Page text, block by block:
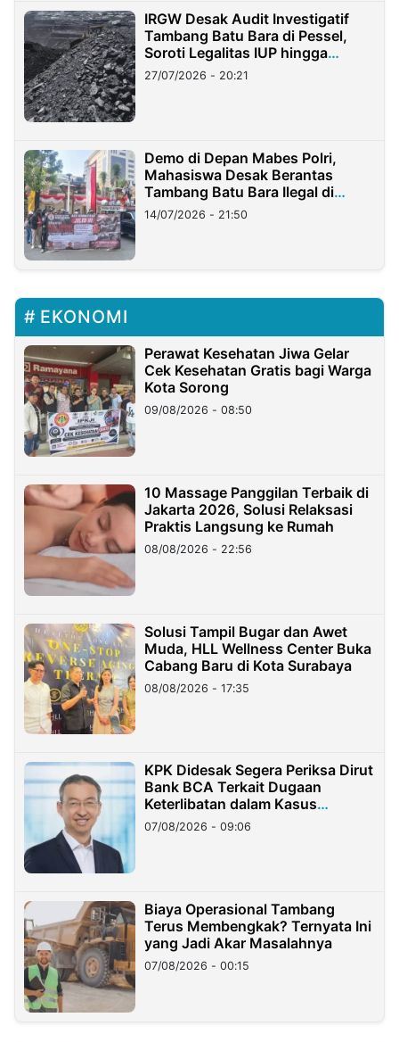
IRGW Desak Audit Investigatif
Tambang Batu Bara di Pessel,
Soroti Legalitas IUP hingga
Stockpile
27/07/2026 - 20:21
Demo di Depan Mabes Polri,
Mahasiswa Desak Berantas
Tambang Batu Bara Ilegal di
Lampung
14/07/2026 - 21:50
EKONOMI
Perawat Kesehatan Jiwa Gelar
Cek Kesehatan Gratis bagi Warga
Kota Sorong
09/08/2026 - 08:50
10 Massage Panggilan Terbaik di
Jakarta 2026, Solusi Relaksasi
Praktis Langsung ke Rumah
08/08/2026 - 22:56
Solusi Tampil Bugar dan Awet
Muda, HLL Wellness Center Buka
Cabang Baru di Kota Surabaya
08/08/2026 - 17:35
KPK Didesak Segera Periksa Dirut
Bank BCA Terkait Dugaan
Keterlibatan dalam Kasus
Hilangnya Dana Nasabah Rp2,58
Miliar
07/08/2026 - 09:06
Biaya Operasional Tambang
Terus Membengkak? Ternyata Ini
yang Jadi Akar Masalahnya
07/08/2026 - 00:15